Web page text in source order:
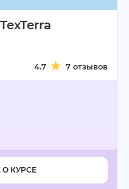
4.7 7 отзывов
КУРСЕ